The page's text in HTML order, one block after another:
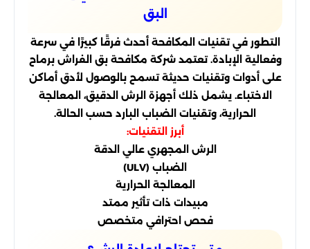
البق
التطور في تقنيات المكافحة أحدث فرقًا كبيرًا في سرعة
وفعالية الإبادة. تعتمد شركة مكافحة بق الفراش برماح
على أدوات وتقنيات حديثة تسمح بالوصول لأدق أماكن
الاختباء. يشمل ذلك أجهزة الرش الدقيق، المعالجة
الحرارية، وتقنيات الضباب البارد حسب الحالة.
أبرز التقنيات:
الرش المجهري عالي الدقة
الضباب (ULV)
المعالجة الحرارية
مبيدات ذات تأثير ممتد
فحص احترافي متخصص